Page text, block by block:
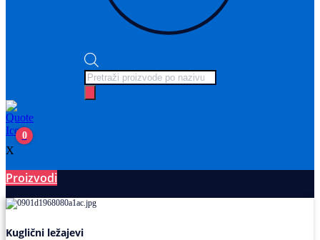
Products
search
0
X
Proizvodi
Kuglični ležajevi